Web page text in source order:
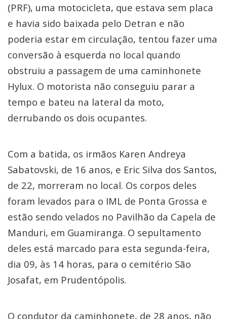
(PRF), uma motocicleta, que estava sem placa
e havia sido baixada pelo Detran e não
poderia estar em circulação, tentou fazer uma
conversão à esquerda no local quando
obstruiu a passagem de uma caminhonete
Hylux. O motorista não conseguiu parar a
tempo e bateu na lateral da moto,
derrubando os dois ocupantes.
Com a batida, os irmãos Karen Andreya
Sabatovski, de 16 anos, e Eric Silva dos Santos,
de 22, morreram no local. Os corpos deles
foram levados para o IML de Ponta Grossa e
estão sendo velados no Pavilhão da Capela de
Manduri, em Guamiranga. O sepultamento
deles está marcado para esta segunda-feira,
dia 09, às 14 horas, para o cemitério São
Josafat, em Prudentópolis.
O condutor da caminhonete, de 28 anos, não